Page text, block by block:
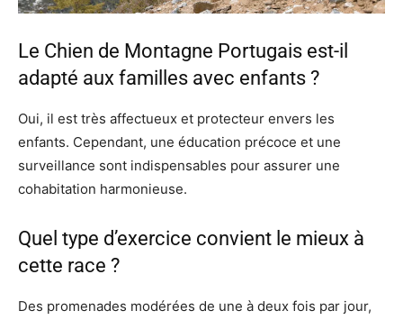
Le Chien de Montagne Portugais est-il
adapté aux familles avec enfants ?
Oui, il est très affectueux et protecteur envers les
enfants. Cependant, une éducation précoce et une
surveillance sont indispensables pour assurer une
cohabitation harmonieuse.
Quel type d’exercice convient le mieux à
cette race ?
Des promenades modérées de une à deux fois par jour,